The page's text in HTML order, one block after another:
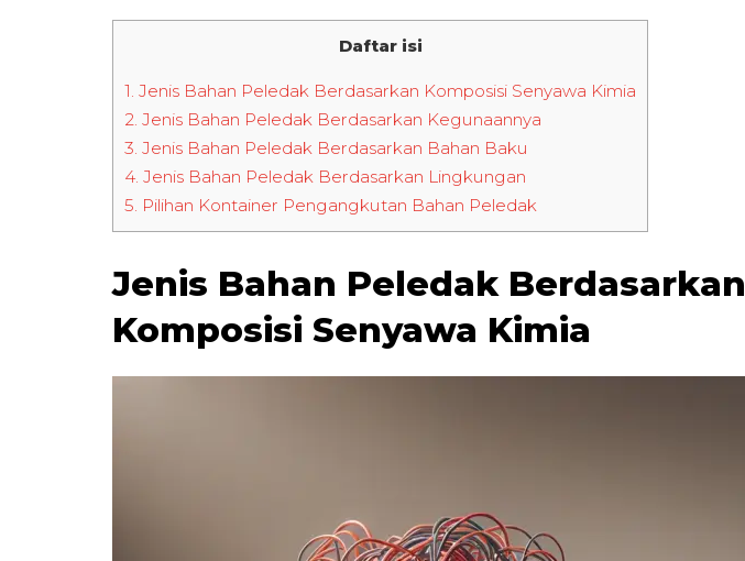
Daftar isi
1. Jenis Bahan Peledak Berdasarkan Komposisi Senyawa Kimia
2. Jenis Bahan Peledak Berdasarkan Kegunaannya
3. Jenis Bahan Peledak Berdasarkan Bahan Baku
4. Jenis Bahan Peledak Berdasarkan Lingkungan
5. Pilihan Kontainer Pengangkutan Bahan Peledak
Jenis Bahan Peledak Berdasarkan
Komposisi Senyawa Kimia